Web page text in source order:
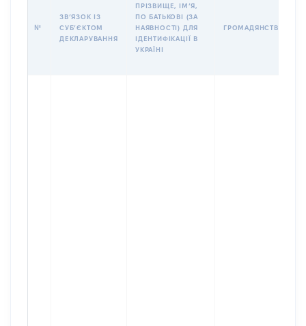
№
ЗВʼЯЗОК ІЗ
СУБʼЄКТОМ
ДЕКЛАРУВАННЯ
ПРІЗВИЩЕ, ІМʼЯ,
ПО БАТЬКОВІ (ЗА
НАЯВНОСТІ) ДЛЯ
ІДЕНТИФІКАЦІЇ В
УКРАЇНІ
ГРОМАДЯНСТВО